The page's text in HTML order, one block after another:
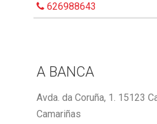
626988643
A BANCA
Avda. da Coruña, 1. 15123
Camariñas